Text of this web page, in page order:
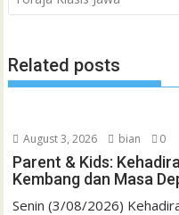
Related posts
August 3, 2026 bian 0
Parent & Kids:
Kembang dan Masa
Senin (3/08/2026)